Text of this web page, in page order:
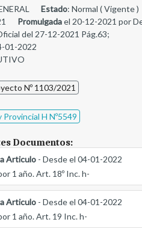
Estado: Normal ( Vigente )
Promulgadael 20-12-2021 por
del 27-12-2021 Pág.63;
01-2022
Nº 1103/2021
Provincial H Nº5549
Documentos:
Articulo - Desde el 04-01-2022
1 año. Art. 18º Inc. h-
Articulo - Desde el 04-01-2022
1 año. Art. 19 Inc. h-